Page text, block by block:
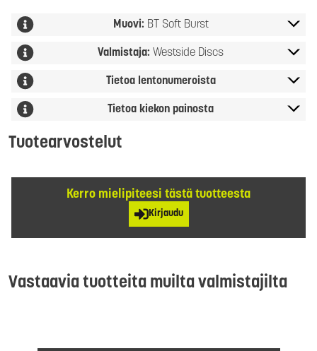
Muovi: BT Soft Burst
Valmistaja: Westside Discs
Tietoa lentonumeroista
Tietoa kiekon painosta
Tuotearvostelut
Kerro mielipiteesi tästä tuotteesta
Kirjaudu
Vastaavia tuotteita muilta valmistajilta